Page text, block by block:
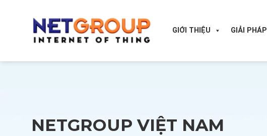
GIỚI THIỆU GIẢI PHÁP
NETGROUP VIỆT NAM